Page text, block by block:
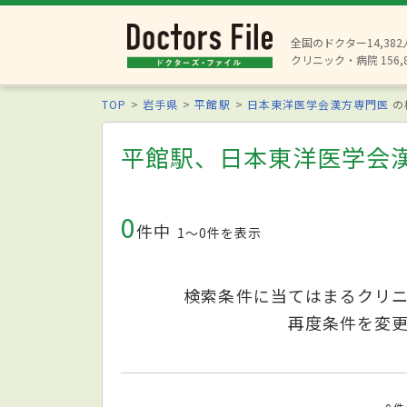
全国のドクター14,382
クリニック・病院
TOP 岩手県 平館駅 日本東洋医学会漢方専門医
平館駅、日本東洋医学会
0件中 1〜0件を表示
検索条件に当てはまるクリ
再度条件を変